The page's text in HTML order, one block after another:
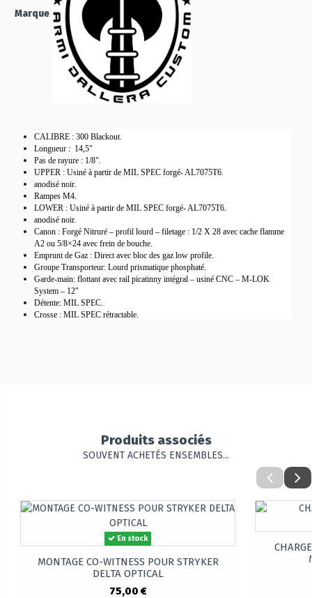
Marque
CALIBRE : 300 Blackout.
Longueur : 14,5"
Pas de rayure : 1/8".
UPPER : Usiné à partir de MIL SPEC forgé- AL7075T6.
anodisé noir.
Rampes M4.
LOWER : Usiné à partir de MIL SPEC forgé- AL7075T6.
anodisé noir.
Canon : Forgé Nitruré – profil lourd – filetage : 1/2 X 28 avec cache flamme
A2 ou 5/8×24 avec frein de bouche.
Emprunt de Gaz : Direct avec bloc des gaz low profile.
Groupe Transporteur: Lourd prismatique phosphaté.
Garde-main: flottant avec rail picatinny intégral – usiné CNC – M-LOK
System – 12"
Détente: MIL SPEC.
Crosse : MIL SPEC rétractable.
Produits associés
SOUVENT ACHETÉS ENSEMBLES...
En stock
MONTAGE CO-WITNESS POUR STRYKER
DELTA OPTICAL
75,00 €